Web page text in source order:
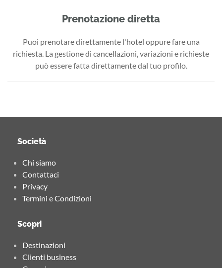
Prenotazione diretta
Puoi prenotare direttamente l'hotel oppure fare una
richiesta. La gestione di cancellazioni, variazioni e richieste
può essere fatta direttamente dal tuo profilo.
Società
Chi siamo
Contattaci
Privacy
Termini e Condizioni
Scopri
Destinazioni
Clienti business